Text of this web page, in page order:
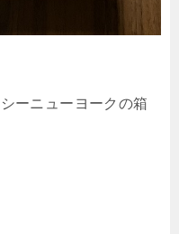
ーニューヨークの箱